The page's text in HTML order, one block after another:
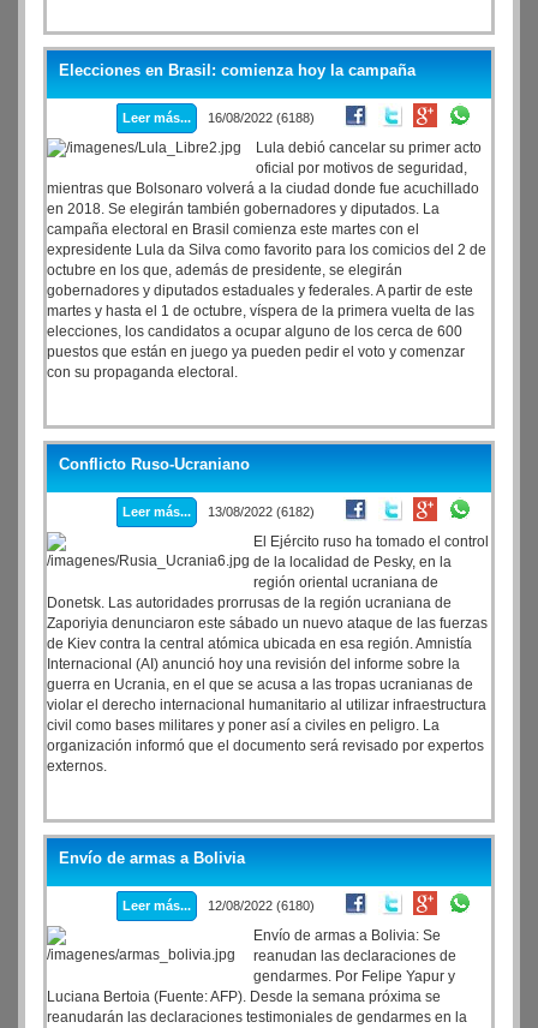
Elecciones en Brasil: comienza hoy la campaña
Leer más... 16/08/2022 (6188)
Lula debió cancelar su primer acto
oficial por motivos de seguridad,
mientras que Bolsonaro volverá a la ciudad donde fue acuchillado
en 2018. Se elegirán también gobernadores y diputados. La
campaña electoral en Brasil comienza este martes con el
expresidente Lula da Silva como favorito para los comicios del 2 de
octubre en los que, además de presidente, se elegirán
gobernadores y diputados estaduales y federales. A partir de este
martes y hasta el 1 de octubre, víspera de la primera vuelta de las
elecciones, los candidatos a ocupar alguno de los cerca de 600
puestos que están en juego ya pueden pedir el voto y comenzar
con su propaganda electoral.
Conflicto Ruso-Ucraniano
Leer más... 13/08/2022 (6182)
El Ejército ruso ha tomado el control
de la localidad de Pesky, en la
región oriental ucraniana de
Donetsk. Las autoridades prorrusas de la región ucraniana de
Zaporiyia denunciaron este sábado un nuevo ataque de las fuerzas
de Kiev contra la central atómica ubicada en esa región. Amnistía
Internacional (AI) anunció hoy una revisión del informe sobre la
guerra en Ucrania, en el que se acusa a las tropas ucranianas de
violar el derecho internacional humanitario al utilizar infraestructura
civil como bases militares y poner así a civiles en peligro. La
organización informó que el documento será revisado por expertos
externos.
Envío de armas a Bolivia
Leer más... 12/08/2022 (6180)
Envío de armas a Bolivia: Se
reanudan las declaraciones de
gendarmes. Por Felipe Yapur y
Luciana Bertoia (Fuente: AFP). Desde la semana próxima se
reanudarán las declaraciones testimoniales de gendarmes en la